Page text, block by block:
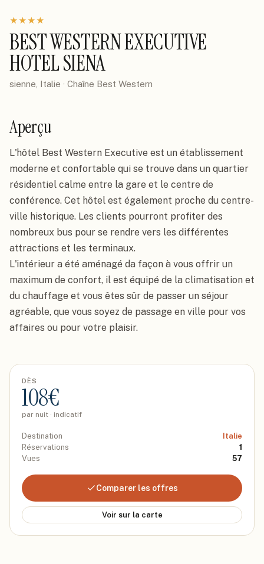
★★★★
BEST WESTERN EXECUTIVE
HOTEL SIENA
sienne, Italie · Chaîne Best Western
Aperçu
L'hôtel Best Western Executive est un établissement
moderne et confortable qui se trouve dans un quartier
résidentiel calme entre la gare et le centre de
conférence. Cet hôtel est également proche du centre-
ville historique. Les clients pourront profiter des
nombreux bus pour se rendre vers les différentes
attractions et les terminaux.
L'intérieur a été aménagé da façon à vous offrir un
maximum de confort, il est équipé de la climatisation et
du chauffage et vous êtes sûr de passer un séjour
agréable, que vous soyez de passage en ville pour vos
affaires ou pour votre plaisir.
DÈS
108€
par nuit · indicatif
Destination
Italie
Réservations
1
Vues
57
Comparer les offres
Voir sur la carte